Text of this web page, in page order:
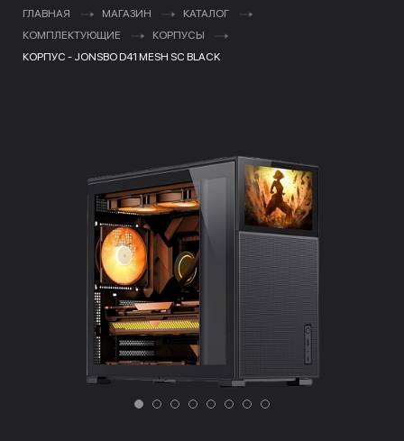
ГЛАВНАЯ МАГАЗИН
КАТАЛОГ
КОМПЛЕКТУЮЩИЕ
КОРПУСЫ
КОРПУС - JONSBO D41 MESH SC BLACK